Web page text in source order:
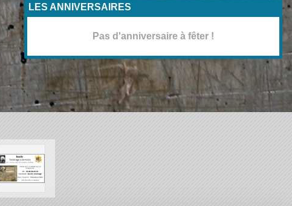
LES ANNIVERSAIRES
Pas d'anniversaire à fêter !